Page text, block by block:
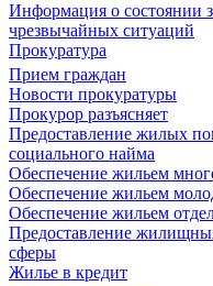
Информация о состоянии
чрезвычайных ситуаций
Прокуратура
Прием граждан
Новости прокуратуры
Прокурор разъясняет
Предоставление жилых
социального найма
Обеспечение жильем
Обеспечение жильем
Обеспечение жильем
Предоставление
сферы
Жилье в кредит